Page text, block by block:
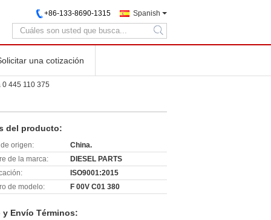
Spanish
+86-133-8690-1315
search
una cotización
445 110 375
del producto:
origen:
China.
de la marca:
DIESEL PARTS
ISO9001:2015
de modelo:
F 00V C01 380
y Envío Términos: